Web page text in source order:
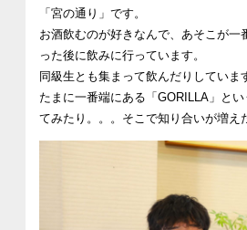
「宮の通り」です。
お酒飲むのが好きなんで、あそこが一
った後に飲みに行っています。
同級生とも集まって飲んだりしていま
たまに一番端にある「GORILLA」と
てみたり。。。そこで知り合いが増え